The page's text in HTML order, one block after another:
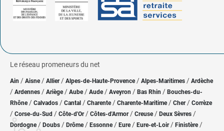
Le réseau promeneurs du net
Ain / Aisne/ Allier/ Alpes-de-Haute-Provence / Alpes-Maritimes / Ardèche
/ Ardennes / Ariège/ Aube/ Aude / Aveyron / Bas Rhin / Bouches-du-
Rhône/ Calvados / Cantal / Charente / Charente-Maritime/ Cher / Corrèze
/ Corse-du-Sud / Côte-d'Or / Côtes-d'Armor/ Creuse/ Deux Sèvres /
Dordogne/ Doubs / Drôme/ Essonne / Eure/ Eure-et-Loir / Finistère/